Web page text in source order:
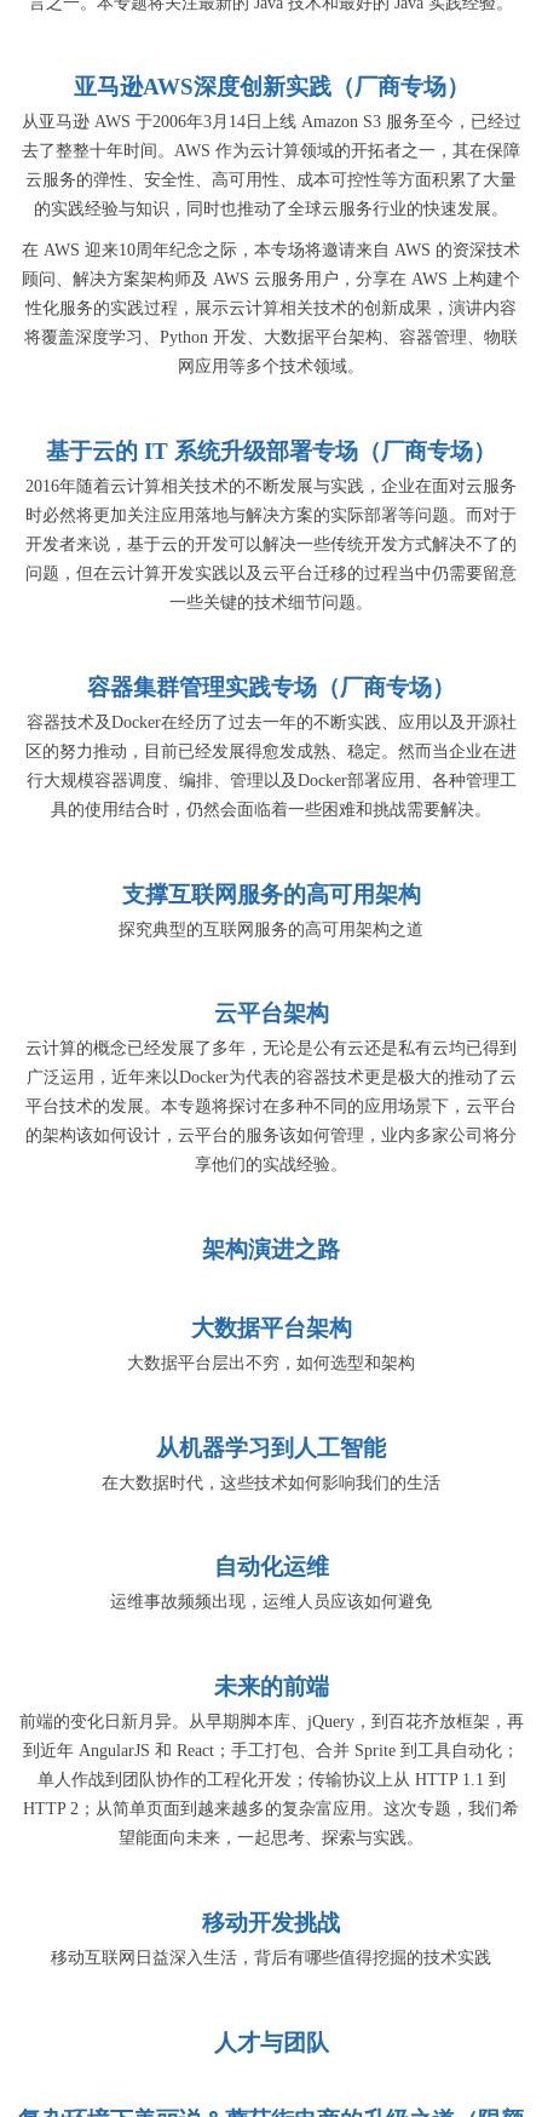
亚马逊AWS深度创新实践（厂商专场）
从亚马逊 AWS 于2006年3月14日上线 Amazon S3 服务至今，已经过
去了整整十年时间。AWS 作为云计算领域的开拓者之一，其在保障
云服务的弹性、安全性、高可用性、成本可控性等方面积累了大量
的实践经验与知识，同时也推动了全球云服务行业的快速发展。
在 AWS 迎来10周年纪念之际，本专场将邀请来自 AWS 的资深技术
顾问、解决方案架构师及 AWS 云服务用户，分享在 AWS 上构建个
性化服务的实践过程，展示云计算相关技术的创新成果，演讲内容
将覆盖深度学习、Python 开发、大数据平台架构、容器管理、物联
网应用等多个技术领域。
基于云的 IT 系统升级部署专场（厂商专场）
2016年随着云计算相关技术的不断发展与实践，企业在面对云服务
时必然将更加关注应用落地与解决方案的实际部署等问题。而对于
开发者来说，基于云的开发可以解决一些传统开发方式解决不了的
问题，但在云计算开发实践以及云平台迁移的过程当中仍需要留意
一些关键的技术细节问题。
容器集群管理实践专场（厂商专场）
容器技术及Docker在经历了过去一年的不断实践、应用以及开源社
区的努力推动，目前已经发展得愈发成熟、稳定。然而当企业在进
行大规模容器调度、编排、管理以及Docker部署应用、各种管理工
具的使用结合时，仍然会面临着一些困难和挑战需要解决。
支撑互联网服务的高可用架构
探究典型的互联网服务的高可用架构之道
云平台架构
云计算的概念已经发展了多年，无论是公有云还是私有云均已得到
广泛运用，近年来以Docker为代表的容器技术更是极大的推动了云
平台技术的发展。本专题将探讨在多种不同的应用场景下，云平台
的架构该如何设计，云平台的服务该如何管理，业内多家公司将分
享他们的实战经验。
架构演进之路
大数据平台架构
大数据平台层出不穷，如何选型和架构
从机器学习到人工智能
在大数据时代，这些技术如何影响我们的生活
自动化运维
运维事故频频出现，运维人员应该如何避免
未来的前端
前端的变化日新月异。从早期脚本库、jQuery，到百花齐放框架，再
到近年 AngularJS 和 React；手工打包、合并 Sprite 到工具自动化；
单人作战到团队协作的工程化开发；传输协议上从 HTTP 1.1 到
HTTP 2；从简单页面到越来越多的复杂富应用。这次专题，我们希
望能面向未来，一起思考、探索与实践。
移动开发挑战
移动互联网日益深入生活，背后有哪些值得挖掘的技术实践
人才与团队